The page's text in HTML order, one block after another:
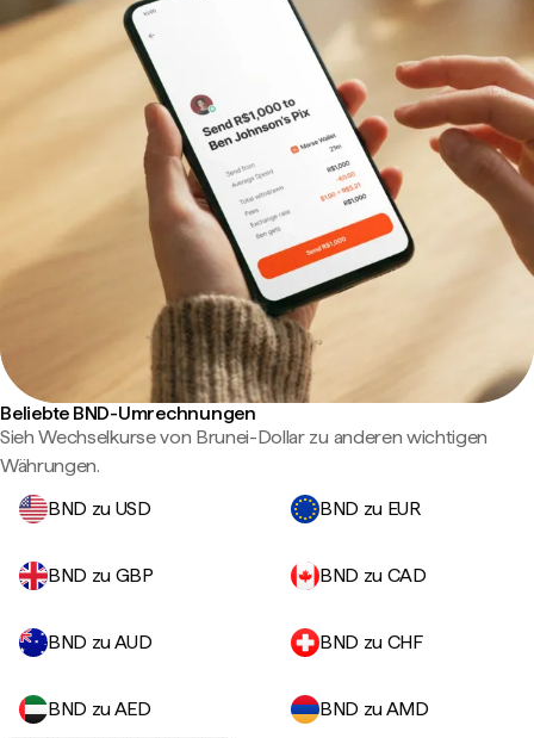
Beliebte BND-Umrechnungen
Sieh Wechselkurse von Brunei-Dollar zu anderen wichtigen
Währungen.
BND zu USD
BND zu EUR
BND zu GBP BND zu CAD
BND zu AUD BND zu CHF
BND zu AED
BND zu AMD